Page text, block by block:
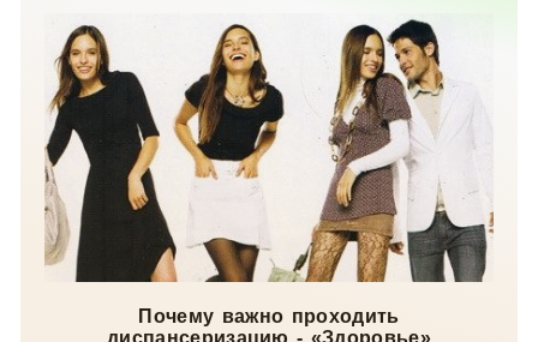
Почему важно проходить
диспансеризацию - «Здоровье»